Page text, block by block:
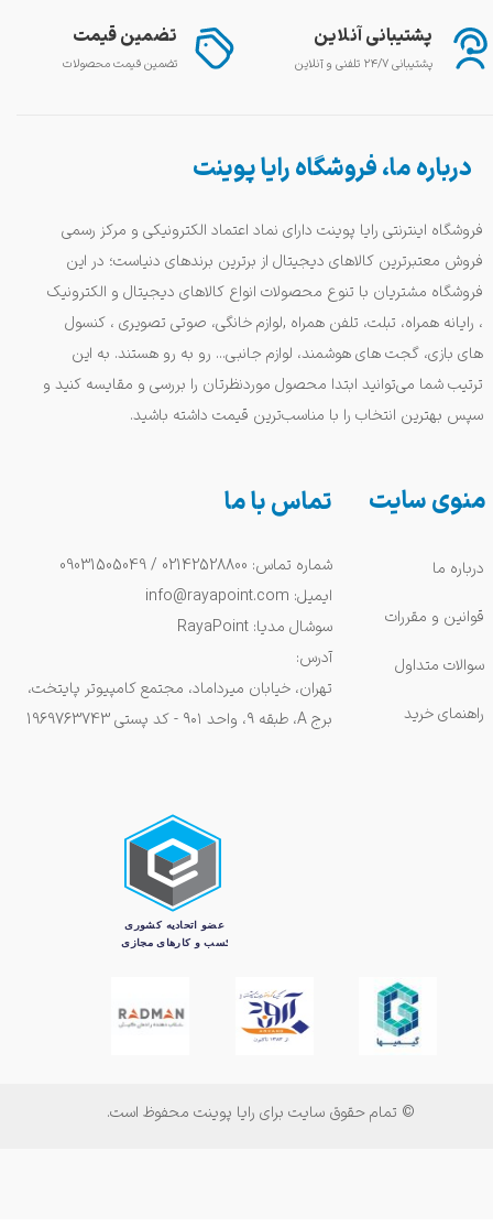
منوی سایت
درباره ما
قوانین و مقررات
سوالات متداول
راهنمای خرید
© تمام حقوق سایت برای رایا پوینت محفوظ است.
درباره ما، فروشگاه رایا پوینت
فروشگاه اینترنتی رایا پوینت دارای نماد اعتماد الکترونیکی و مرکز رسمی
فروش معتبرترین کالاهای دیجیتال از برترین برندهای دنیاست؛ در این
فروشگاه مشتریان با تنوع محصولات انواع کالاهای دیجیتال و الکترونیک
، رایانه همراه، تبلت، تلفن همراه ,لوازم خانگی، صوتی تصویری ، کنسول
های بازی، گجت های هوشمند، لوازم جانبی... رو به رو هستند. به این
ترتیب شما می‌توانید ابتدا محصول موردنظرتان را بررسی و مقایسه کنید و
سپس بهترین انتخاب را با مناسب‌ترین قیمت داشته باشید.
پشتیبانی آنلاین
پشتیبانی ۲۴/۷ تلفنی و آنلاین
تضمین قیمت
تضمین قیمت محصولات
تماس با ما
شماره تماس: 02142528800 / 09031505049
ایمیل: info@rayapoint.com
سوشال مدیا: RayaPoint
آدرس:
تهران، خیابان میرداماد، مجتمع کامپیوتر پایتخت،
برج A، طبقه ۹، واحد ۹۰۱ - کد پستی 1969763743